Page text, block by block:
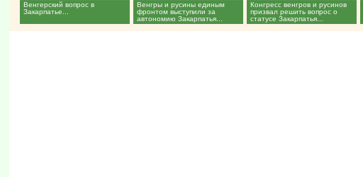
Венгерский вопрос в
Закарпатье...
Венгры и русины единым
фронтом выступили за
автономию Закарпатья...
Конгресс венгров и русинов
призвал решить вопрос о
статусе Закарпатья...